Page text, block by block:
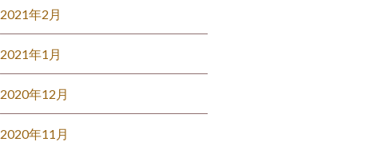
2021年2月
2021年1月
2020年12月
2020年11月